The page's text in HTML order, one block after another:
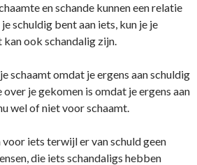
en schande kunnen een relatie
schuldig bent aan iets, kun je je
ook schandalig zijn.
schaamt omdat je ergens aan schuldig
je gekomen is omdat je ergens aan
wel of niet voor schaamt.
voor iets terwijl er van schuld geen
die iets schandaligs hebben